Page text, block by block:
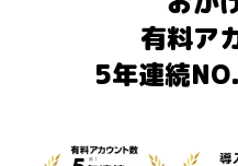
有料ア
5年連続